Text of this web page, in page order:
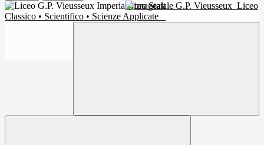
Liceo Statale G.P. Vieusseux Liceo
Classico • Scientifico • Scienze Applicate